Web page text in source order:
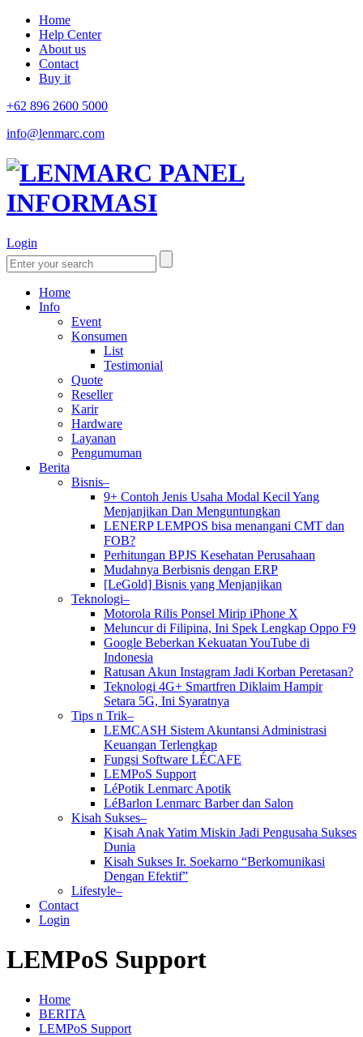
Home
Help Center
About us
Contact
Buy it
+62 896 2600 5000
info@lenmarc.com
Login
Home
Info
Event
Konsumen
List
Testimonial
Quote
Reseller
Karir
Hardware
Layanan
Pengumuman
Berita
Bisnis–
9+ Contoh Jenis Usaha Modal Kecil Yang
Menjanjikan Dan Menguntungkan
LENERP LEMPOS bisa menangani CMT dan
FOB?
Perhitungan BPJS Kesehatan Perusahaan
Mudahnya Berbisnis dengan ERP
[LeGold] Bisnis yang Menjanjikan
Teknologi–
Motorola Rilis Ponsel Mirip iPhone X
Meluncur di Filipina, Ini Spek Lengkap Oppo F9
Google Beberkan Kekuatan YouTube di
Indonesia
Ratusan Akun Instagram Jadi Korban Peretasan?
Teknologi 4G+ Smartfren Diklaim Hampir
Setara 5G, Ini Syaratnya
Tips n Trik–
LEMCASH Sistem Akuntansi Administrasi
Keuangan Terlengkap
Fungsi Software LÉCAFE
LEMPoS Support
LéPotik Lenmarc Apotik
LéBarlon Lenmarc Barber dan Salon
Kisah Sukses–
Kisah Anak Yatim Miskin Jadi Pengusaha Sukses
Dunia
Kisah Sukses Ir. Soekarno “Berkomunikasi
Dengan Efektif”
Lifestyle–
Contact
Login
LEMPoS Support
Home
BERITA
LEMPoS Support